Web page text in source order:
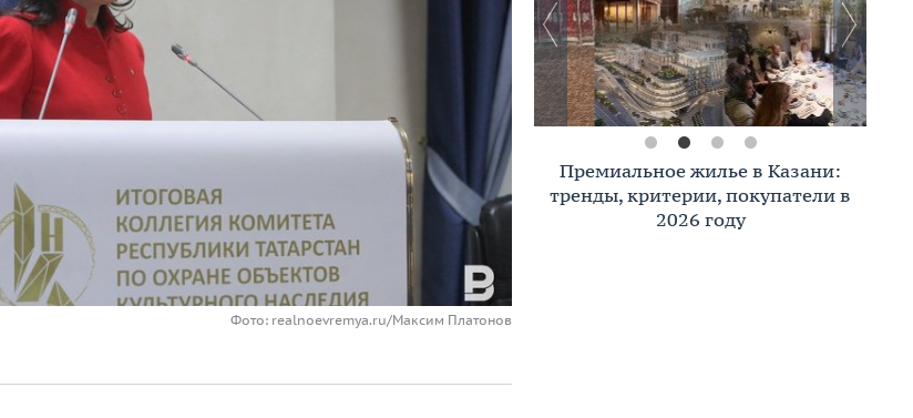
Фото: realnoevremya.ru/Максим Платонов
Премиальное жилье в Казани:
тренды, критерии, покупатели в
2026 году